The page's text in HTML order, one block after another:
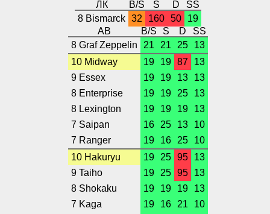
ЛК B/S S D
SS
8 Bismarck 32 160 50
19
АВ
B/S S D
SS
8 Graf Zeppelin
21 21 25
13
10 Midway
19 19 87
13
9 Essex
19 19 13
13
8 Enterprise
19 19 25
13
8 Lexington
19 19 19
13
7 Saipan
16 25 13
10
7 Ranger
19 16 25
10
10 Hakuryu
19 25 95
13
9 Taiho
19 25 95
13
8 Shokaku
19 19 19
13
7 Kaga
19 16 21
10